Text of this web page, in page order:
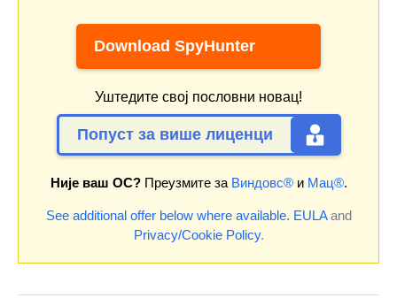
Download SpyHunter
Уштедите свој пословни новац!
Попуст за више лиценци
Није ваш ОС?Преузмите за Виндовс®и Мац®.
See additional offer below where available. EULAand
Privacy/Cookie Policy.